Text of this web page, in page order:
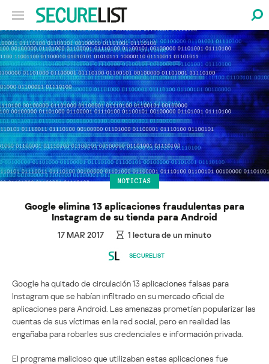
NOTICIAS
Google elimina 13 aplicaciones fraudulentas para
Instagram de su tienda para Android
17 MAR 2017 1 lectura de un minuto
SECURELIST
Google ha quitado de circulación 13 aplicaciones falsas para
Instagram que se habían infiltrado en su mercado oficial de
aplicaciones para Android. Las amenazas prometían popularizar las
cuentas de sus víctimas en la red social, pero en realidad las
engañaba para robarles sus credenciales e información privada.
El programa malicioso que utilizaban estas aplicaciones fue